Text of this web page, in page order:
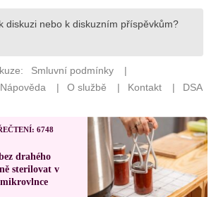
6748
drahého
sterilovat v